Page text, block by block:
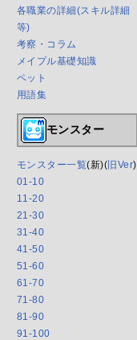
各職業の詳細(スキル詳細
等)
考察・コラム
メイプル基礎知識
ペット
用語集
モンスター
モンスター一覧(新)( 旧Ver)
01-10
11-20
21-30
31-40
41-50
51-60
61-70
71-80
81-90
91-100